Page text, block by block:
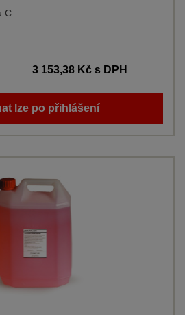
C
3 153,38 Kčs DPH
lze po přihlášení